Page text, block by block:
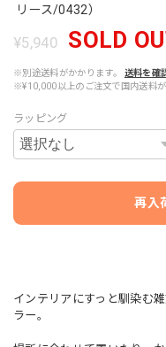
リース/0432）
¥5,940 SOLD
※別途送料がかかります。
送料を確
※¥10,000以上のご注文で国内送料が
ラッピング
再入
インテリアにすっと馴染む
ラー。